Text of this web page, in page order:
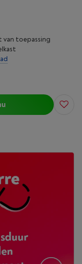
van toepassing